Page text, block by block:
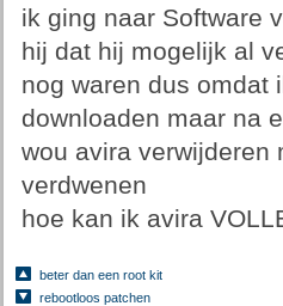
ik ging naar Software
hij dat hij mogelijk al
nog waren dus omdat
downloaden maar na
wou avira verwijderen
verdwenen
hoe kan ik avira
beter dan een root kit
rebootloos patchen